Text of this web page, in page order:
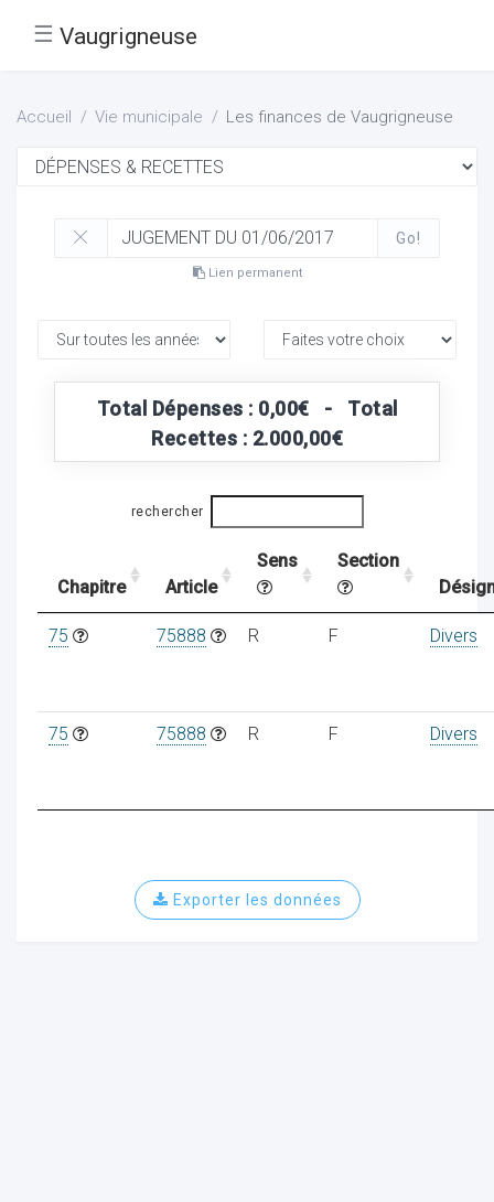
☰ Vaugrigneuse
Accueil Vie municipale Les finances de Vaugrigneuse
Go!
Lien permanent
Total Dépenses : 0,00€ - Total
Recettes : 2.000,00€
rechercher
Chapitre Article
Sens
Section
75 75888 R F Divers
75 75888 R F Divers
Exporter les données